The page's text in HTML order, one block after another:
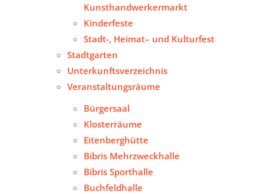
Kunsthandwerkermarkt
Kinderfeste
Stadt-, Heimat– und Kulturfest
Stadtgarten
Unterkunftsverzeichnis
Veranstaltungsräume
Bürgersaal
Klosterräume
Eitenberghütte
Bibris Mehrzweckhalle
Bibris Sporthalle
Buchfeldhalle